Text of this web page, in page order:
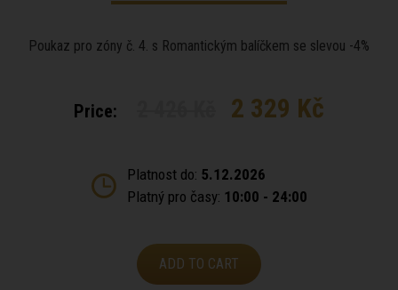
Poukaz pro zóny č. 4. s Romantickým balíčkem se slevou -4%
Price: 2 329 Kč
Platnost do: 5.12.2026
Platný pro časy: 10:00 - 24:00
ADD TO CART